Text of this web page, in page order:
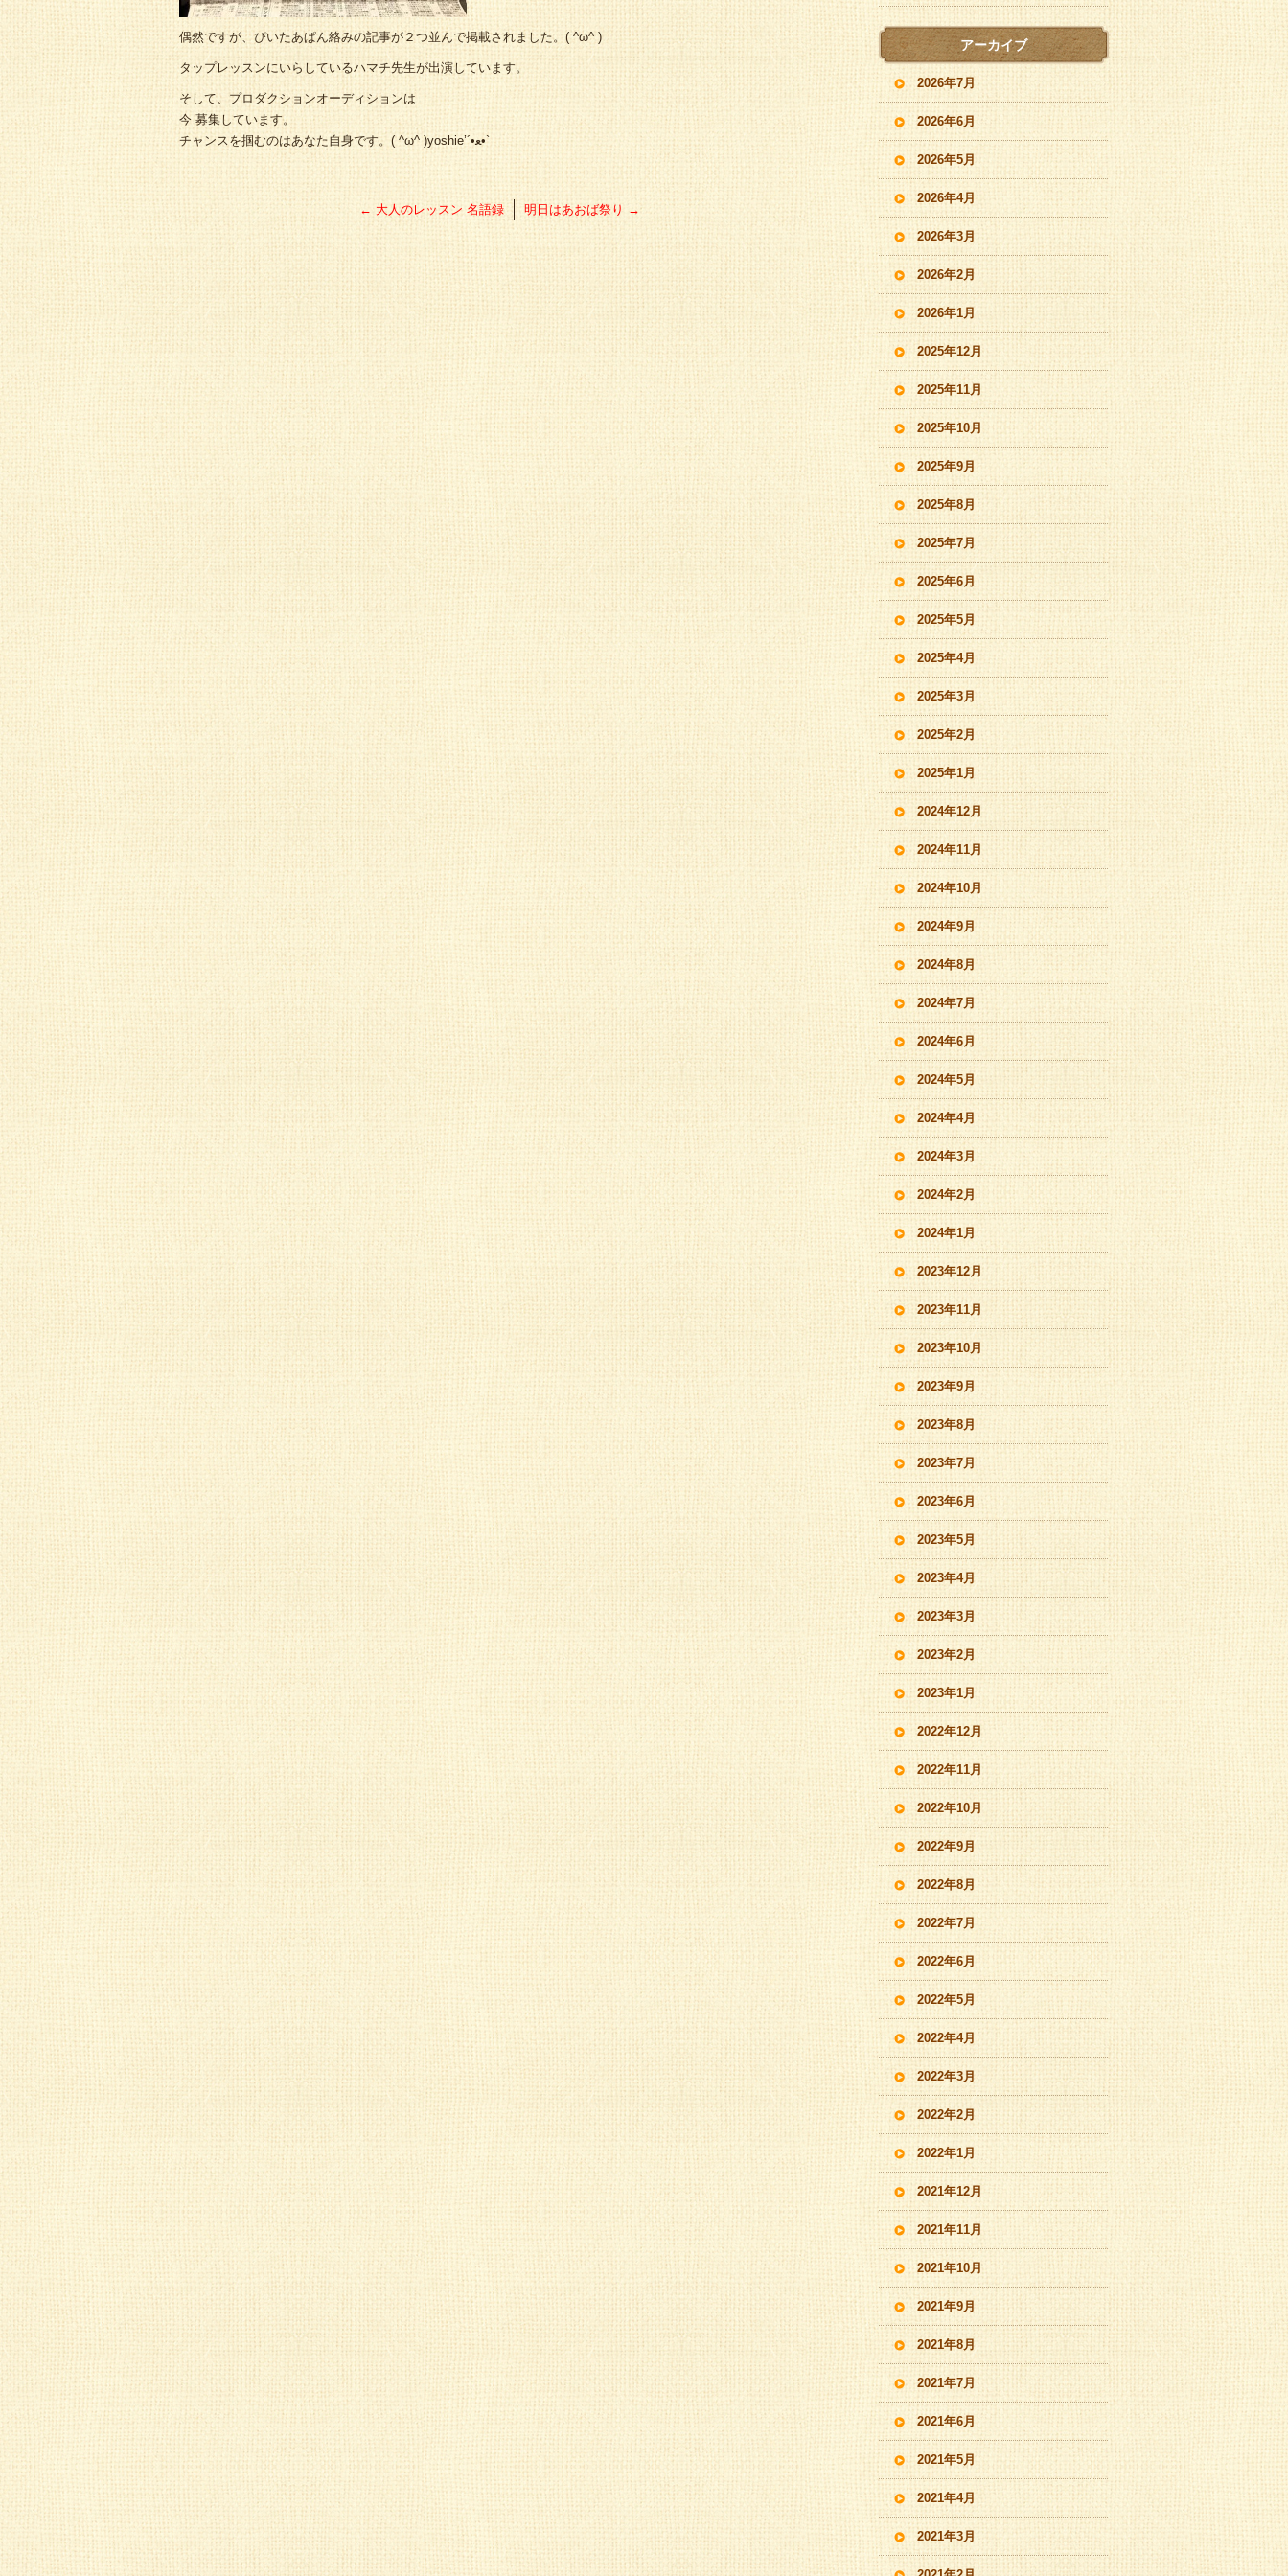
偶然ですが、ぴいたあぱん絡みの記事が２つ並んで掲載されました。( ^ω^ )
タップレッスンにいらしているハマチ先生が出演しています。
そして、プロダクションオーディションは
今 募集しています。
チャンスを掴むのはあなた自身です。( ^ω^ )yoshie’‎´•ﻌ•`
← 大人のレッスン 名語録 明日はあおば祭り →
アーカイブ
2026年7月
2026年6月
2026年5月
2026年4月
2026年3月
2026年2月
2026年1月
2025年12月
2025年11月
2025年10月
2025年9月
2025年8月
2025年7月
2025年6月
2025年5月
2025年4月
2025年3月
2025年2月
2025年1月
2024年12月
2024年11月
2024年10月
2024年9月
2024年8月
2024年7月
2024年6月
2024年5月
2024年4月
2024年3月
2024年2月
2024年1月
2023年12月
2023年11月
2023年10月
2023年9月
2023年8月
2023年7月
2023年6月
2023年5月
2023年4月
2023年3月
2023年2月
2023年1月
2022年12月
2022年11月
2022年10月
2022年9月
2022年8月
2022年7月
2022年6月
2022年5月
2022年4月
2022年3月
2022年2月
2022年1月
2021年12月
2021年11月
2021年10月
2021年9月
2021年8月
2021年7月
2021年6月
2021年5月
2021年4月
2021年3月